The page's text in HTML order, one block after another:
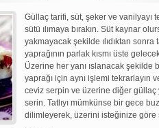
Güllaç tarifi, süt, şeker ve vanilyayı
sütü ılımaya bırakın. Süt kaynar
yakmayacak şekilde ılıdıktan sonra
yaprağının parlak kısmı üste
Üzerine her yanı ıslanacak
yaprağı için aynı işlemi tekrarlayın
ceviz serpin ve üzerine diğer güllaç
serin. Tatlıyı mümkünse bir gece
dilimleyerek, üzerini isteğinize göre